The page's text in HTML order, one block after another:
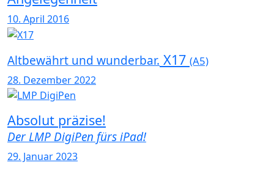
10. April 2016
Altbewährt und wunderbar. X17 (A5)
28. Dezember 2022
Absolut präzise!
Der LMP DigiPen fürs iPad!
29. Januar 2023